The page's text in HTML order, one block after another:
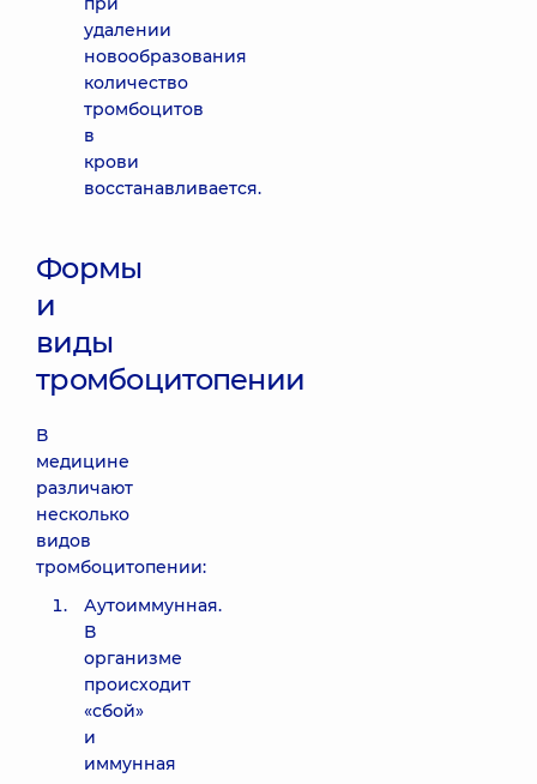
удалении
новообразования
количество
тромбоцитов
в
крови
восстанавливается.
Формы
и
виды
тромбоцитопении
В
медицине
различают
несколько
видов
тромбоцитопении:
Аутоиммунная.
В
организме
происходит
«сбой»
и
иммунная